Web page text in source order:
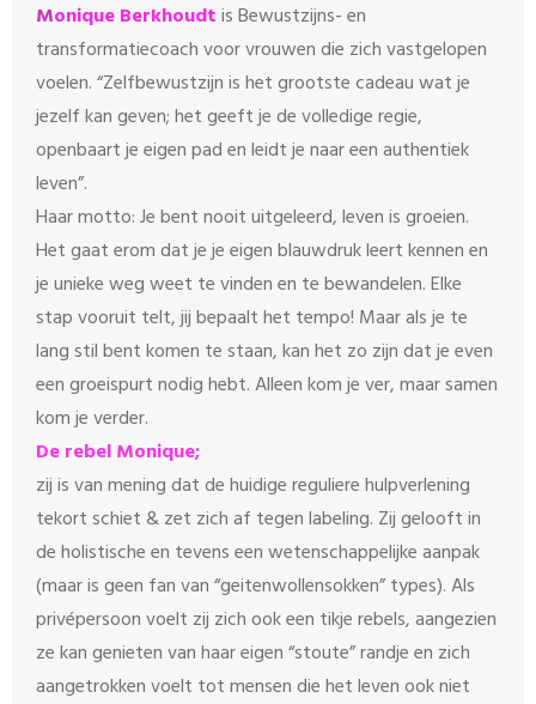
Monique Berkhoudtis Bewustzijns- en
transformatiecoach voor vrouwen die zich vastgelopen
voelen. “Zelfbewustzijn is het grootste cadeau wat je
jezelf kan geven; het geeft je de volledige regie,
openbaart je eigen pad en leidt je naar een authentiek
leven”.
Haar motto: Je bent nooit uitgeleerd, leven is groeien.
Het gaat erom dat je je eigen blauwdruk leert kennen en
je unieke weg weet te vinden en te bewandelen. Elke
stap vooruit telt, jij bepaalt het tempo! Maar als je te
lang stil bent komen te staan, kan het zo zijn dat je even
een groeispurt nodig hebt. Alleen kom je ver, maar samen
kom je verder.
De rebel Monique;
zij is van mening dat de huidige reguliere hulpverlening
tekort schiet & zet zich af tegen labeling. Zij gelooft in
de holistische en tevens een wetenschappelijke aanpak
(maar is geen fan van “geitenwollensokken” types). Als
privépersoon voelt zij zich ook een tikje rebels, aangezien
ze kan genieten van haar eigen “stoute” randje en zich
aangetrokken voelt tot mensen die het leven ook niet